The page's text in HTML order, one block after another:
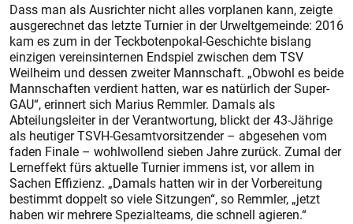
Dass man als Ausrichter nicht alles vorplanen kann, zeigte
ausgerechnet das letzte Turnier in der Urweltgemeinde: 2016
kam es zum in der Teckbotenpokal-Geschichte bislang
einzigen vereinsinternen Endspiel zwischen dem TSV
Weilheim und dessen zweiter Mannschaft. „Obwohl es beide
Mannschaften verdient hatten, war es natürlich der Super-
GAU“, erinnert sich Marius Remmler. Damals als
Abteilungsleiter in der Verantwortung, blickt der 43-Jährige
als heutiger TSVH-Gesamtvorsitzender – abgesehen vom
faden Finale – wohlwollend sieben Jahre zurück. Zumal der
Lerneffekt fürs aktuelle Turnier immens ist, vor allem in
Sachen Effizienz. „Damals hatten wir in der Vorbereitung
bestimmt doppelt so viele Sitzungen“, so Remmler, „jetzt
haben wir mehrere Spezialteams, die schnell agieren.“